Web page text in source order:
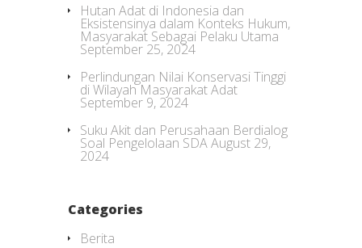
Hutan Adat di Indonesia dan
Eksistensinya dalam Konteks Hukum,
Masyarakat Sebagai Pelaku Utama
September 25, 2024
Perlindungan Nilai Konservasi Tinggi
di Wilayah Masyarakat Adat
September 9, 2024
Suku Akit dan Perusahaan Berdialog
Soal Pengelolaan SDAAugust 29,
2024
Categories
Berita